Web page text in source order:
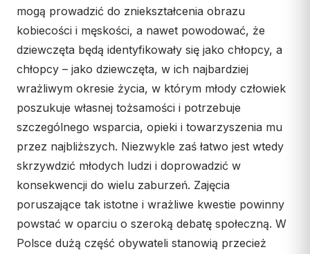
mogą prowadzić do zniekształcenia obrazu
kobiecości i męskości, a nawet powodować, że
dziewczęta będą identyfikowały się jako chłopcy, a
chłopcy – jako dziewczęta, w ich najbardziej
wrażliwym okresie życia, w którym młody człowiek
poszukuje własnej tożsamości i potrzebuje
szczególnego wsparcia, opieki i towarzyszenia mu
przez najbliższych. Niezwykle zaś łatwo jest wtedy
skrzywdzić młodych ludzi i doprowadzić w
konsekwencji do wielu zaburzeń. Zajęcia
poruszające tak istotne i wrażliwe kwestie powinny
powstać w oparciu o szeroką debatę społeczną. W
Polsce dużą część obywateli stanowią przecież